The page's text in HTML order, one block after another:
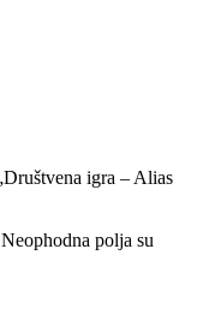
igra – Alias
Neophodna polja su